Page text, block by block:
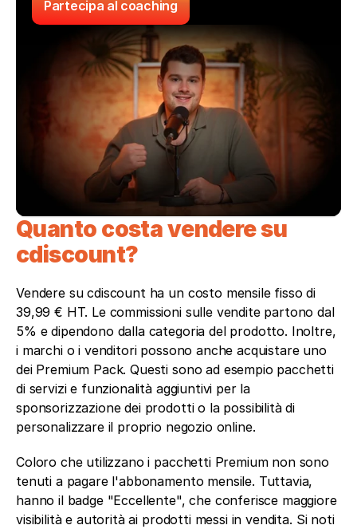
Partecipa al coaching
Quanto costa vendere su
cdiscount?
Vendere su cdiscount ha un costo mensile fisso di
39,99 € HT. Le commissioni sulle vendite partono dal
5% e dipendono dalla categoria del prodotto. Inoltre,
i marchi o i venditori possono anche acquistare uno
dei Premium Pack. Questi sono ad esempio pacchetti
di servizi e funzionalità aggiuntivi per la
sponsorizzazione dei prodotti o la possibilità di
personalizzare il proprio negozio online.
Coloro che utilizzano i pacchetti Premium non sono
tenuti a pagare l'abbonamento mensile. Tuttavia,
hanno il badge "Eccellente", che conferisce maggiore
visibilità e autorità ai prodotti messi in vendita. Si noti